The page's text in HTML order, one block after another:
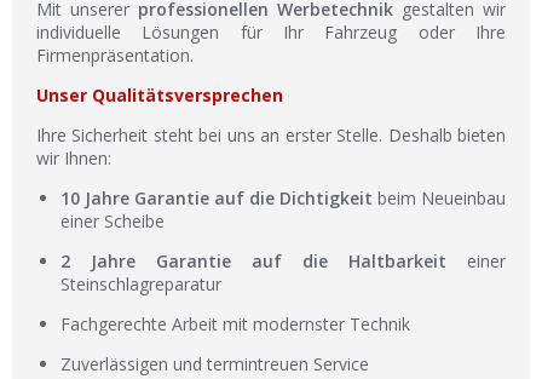
Mit unserer professionellen Werbetechnik gestalten wir
individuelle Lösungen für Ihr Fahrzeug oder Ihre
Firmenpräsentation.
Unser Qualitätsversprechen
Ihre Sicherheit steht bei uns an erster Stelle. Deshalb bieten
wir Ihnen:
10 Jahre Garantie auf die Dichtigkeit beim Neueinbau
einer Scheibe
2 Jahre Garantie auf die Haltbarkeit einer
Steinschlagreparatur
Fachgerechte Arbeit mit modernster Technik
Zuverlässigen und termintreuen Service